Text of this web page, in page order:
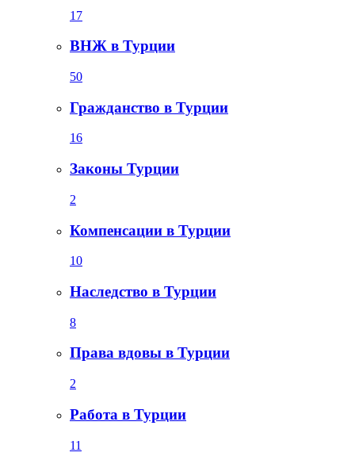
17
ВНЖ в Турции
50
Гражданство в Турции
16
Законы Турции
2
Компенсации в Турции
10
Наследство в Турции
8
Права вдовы в Турции
2
Работа в Турции
11